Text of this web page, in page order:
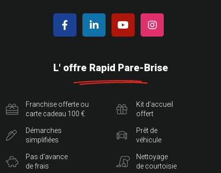
L' offre Rapid Pare-Brise
Franchise offerte ou
carte cadeau 100 €
Démarches
simplifiées
Pas d'avance
de frais
Kit d'accueil
offert
Prêt de
véhicule
Nettoyage
de courtoisie